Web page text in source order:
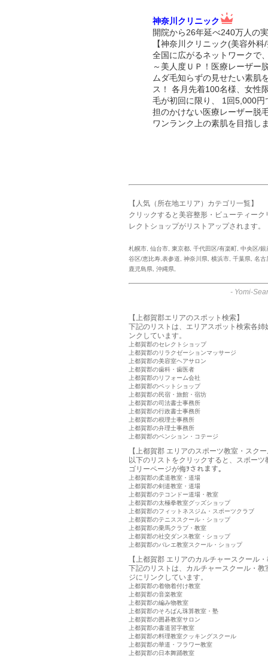
神奈川クリニック
開院から26年延べ240万人の
【神奈川クリニック(美容外
全国に広がるネットワークで
～美人度ＵＰ！医療レーザー
ムダ毛知らずの見せたい素肌
ス！ 各月先着100名様、女性
毛が初回に限り、 1回5,000
担のかけない医療レーザー脱
ワンランク上の素肌を目指し
【人気（所在地エリア）カテゴリ一覧】
クリックすると美容整形・ビューティー
レクトショップがリストアップされます。
札幌市 仙台市 東京都 千代田区/有楽町 中央区/銀
谷区/恵比寿,表参道
神奈川県 横浜市 千葉県 名古
鹿児島県 沖縄県
- Yomi-
【上都賀郡エリアのスポット検索】
下記のリストは、エリアスポット検索各
ンクしています。
上都賀郡のセレクトショップ
上都賀郡のリラクゼーションマッサージ
上都賀郡の美容室ヘアサロン
上都賀郡の歯科・歯医者
上都賀郡のリフォーム会社
上都賀郡のペットショップ
上都賀郡の民宿・旅館・宿坊
上都賀郡の司法書士事務所
上都賀郡の行政書士事務所
上都賀郡の税理士事務所
上都賀郡の弁理士事務所
上都賀郡のペンション・コテージ
【上都賀郡 エリアのスポーツ教室・スク
以下のリストをクリックすると、スポー
ゴリーページが侮ｦされます。
上都賀郡の柔道教室・道場
上都賀郡の剣道教室・道場
上都賀郡のテコンドー道場・教室
上都賀郡の太極拳教室グッズショップ
上都賀郡のフィットネスジム・スポーツクラブ
上都賀郡のテニススクール・ショップ
上都賀郡の乗馬クラブ・教室
上都賀郡の社交ダンス教室・ショップ
上都賀郡のバレエ教室スクール・ショップ
【上都賀郡 エリアのカルチャースクール
下記のリストは、カルチャースクール・
ジにリンクしています。
上都賀郡の着物着付け教室
上都賀郡の音楽教室
上都賀郡の編み物教室
上都賀郡のそろばん珠算教室・塾
上都賀郡の囲碁教室サロン
上都賀郡の書道習字教室
上都賀郡の料理教室クッキングスクール
上都賀郡の華道・フラワー教室
上都賀郡の日本舞踊教室